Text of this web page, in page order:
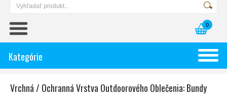
0
Kategórie
Vrchná / Ochranná Vrstva Outdoorového Oblečenia: Bundy